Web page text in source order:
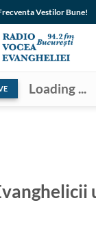
Vestilor Bune!
Loading ...